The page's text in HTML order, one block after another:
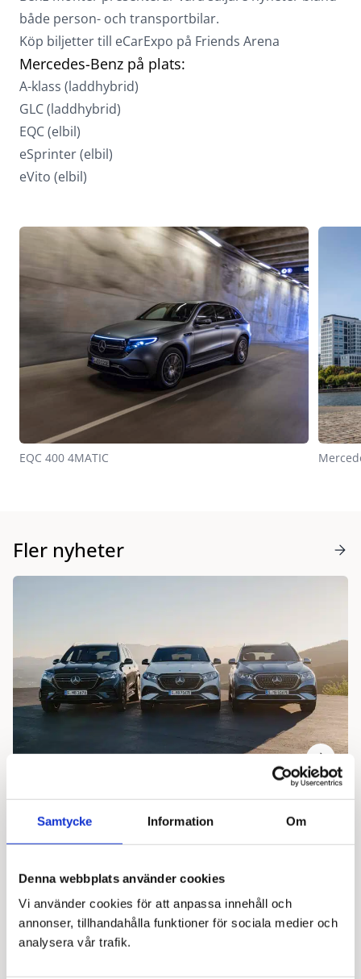
Samtycke Information Om
Denna webbplats använder cookies
Vi använder cookies för att anpassa innehåll och
annonser, tillhandahålla funktioner för sociala medier och
analysera vår trafik.
både person- och transportbilar.
Köp biljetter till eCarExpo på Friends Arena
Mercedes-Benz på plats:
A-klass (laddhybrid)
GLC (laddhybrid)
EQC (elbil)
eSprinter (elbil)
eVito (elbil)
EQC 400 4MATIC
Fler nyheter
Säljstart GLE och GLS
Uppdaterad design, nya digitala funktioner och ännu
bättre körupplevelser